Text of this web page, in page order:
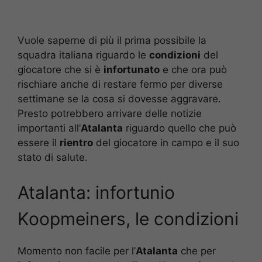
Vuole saperne di più il prima possibile la
squadra italiana riguardo le condizioni del
giocatore che si è infortunato e che ora può
rischiare anche di restare fermo per diverse
settimane se la cosa si dovesse aggravare.
Presto potrebbero arrivare delle notizie
importanti all’Atalanta riguardo quello che può
essere il rientro del giocatore in campo e il suo
stato di salute.
Atalanta: infortunio
Koopmeiners, le condizioni
Momento non facile per l’Atalanta che per